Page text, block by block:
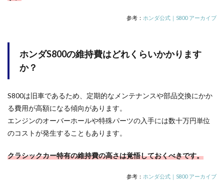
参考： ホンダ公式｜S800 アーカイブ
ホンダS800の維持費はどれくらいかかります
か？
S800は旧車であるため、定期的なメンテナンスや部品交換にかか
る費用が高額になる傾向があります。
エンジンのオーバーホールや特殊パーツの入手には数十万円単位
のコストが発生することもあります。
クラシックカー特有の維持費の高さは覚悟しておくべきです。
参考： ホンダ公式｜S800 アーカイブ